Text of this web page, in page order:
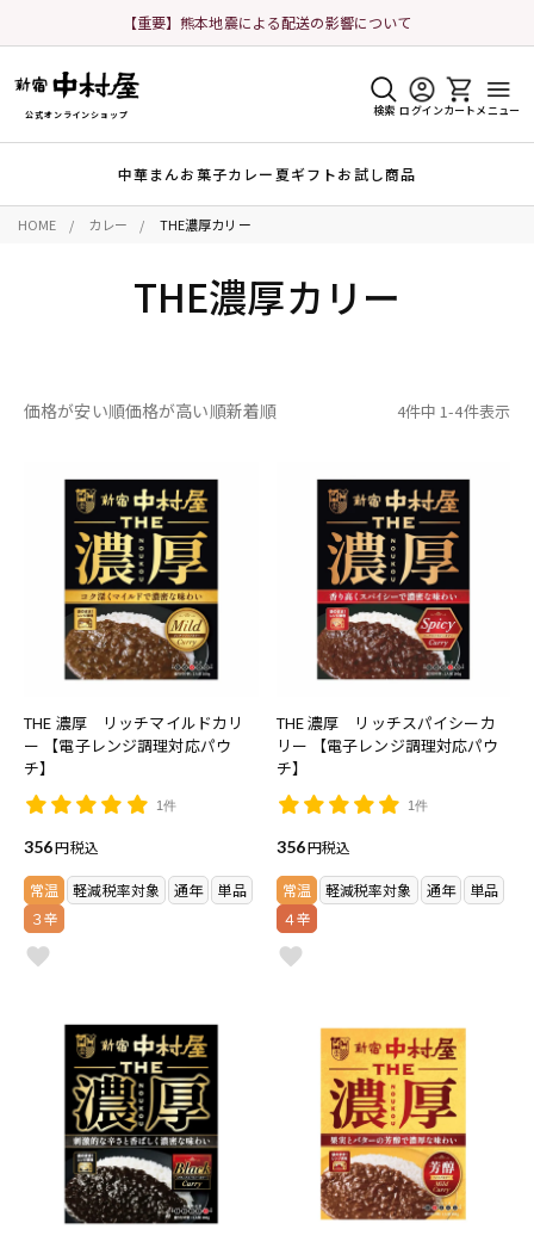
【重要】熊本地震による配送の影響について
公式オンラインショップ 検索 ログインカート メニュー
中華まんお菓子カレー夏ギフトお試し商品
HOME カレー THE濃厚カリー
THE濃厚カリー
価格が安い順価格が高い順新着順 4件中 1-4件表示
THE 濃厚 リッチマイルドカリ
ー 【電子レンジ調理対応パウ
チ】
1件
356 税込
常温 軽減税率対象 通年
単品
３辛
THE 濃厚 リッチスパイシーカ
リー 【電子レンジ調理対応パウ
チ】
1件
356 税込
常温 軽減税率対象 通年
単品
４辛